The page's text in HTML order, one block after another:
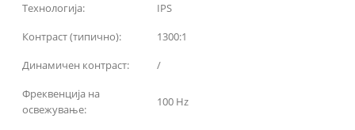
Технологија:
IPS
Контраст (типично):
1300:1
Динамичен контраст:
/
Фреквенција на
освежување:
100 Hz